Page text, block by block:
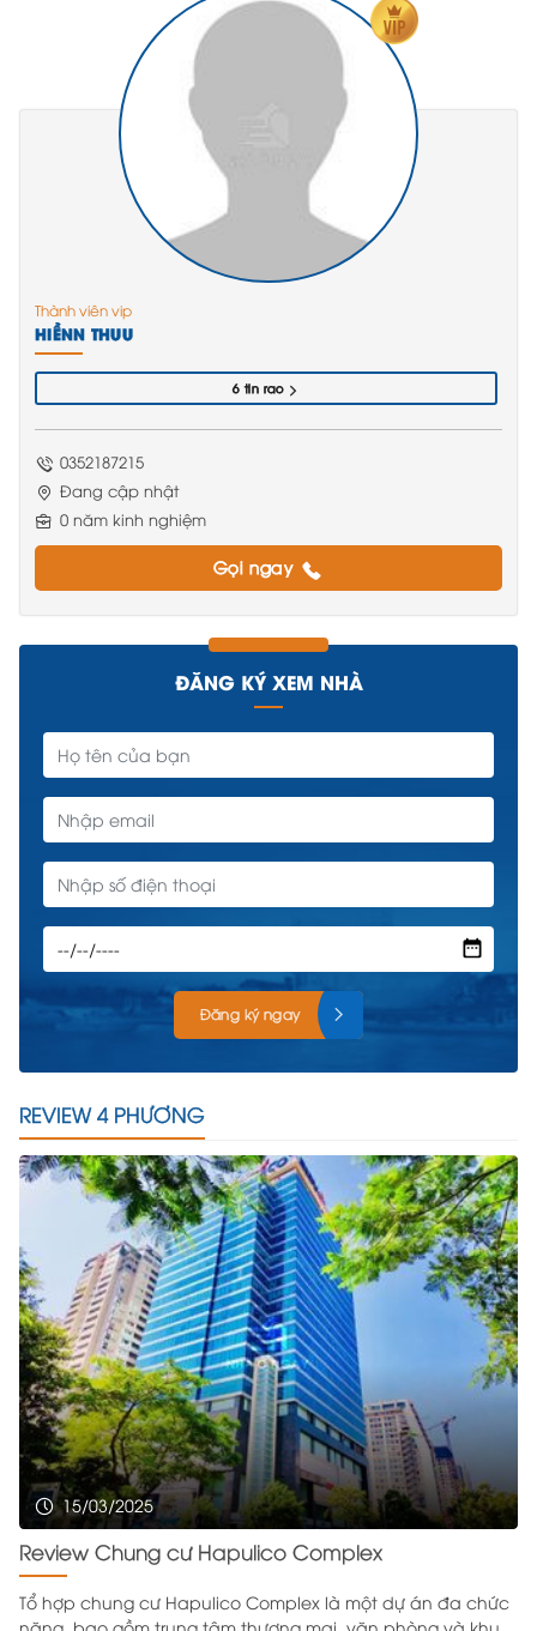
Thành viên vip
HIỀNN THUU
6 tin rao
0352187215
Đang cập nhật
0 năm kinh nghiệm
Gọi ngay
ĐĂNG KÝ XEM NHÀ
Đăng ký ngay
REVIEW 4 PHƯƠNG
15/03/2025
Review Chung cư Hapulico Complex
Tổ hợp chung cư Hapulico Complex là một dự án đa chức